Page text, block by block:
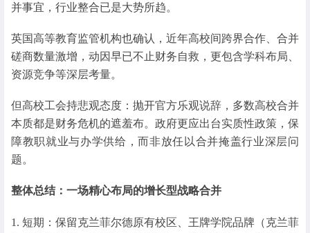
并事宜，行业整合已是大势所趋。
英国高等教育监管机构也确认，近年高校间跨界合作、合并
磋商数量激增，动因早已不止财务自救，更包含学科布局、
资源竞争等深层考量。
但高校工会持悲观态度：抛开官方乐观说辞，多数高校合并
本质都是财务危机的遮羞布。政府更应出台实质性政策，保
障教职就业与办学供给，而非放任以合并掩盖行业深层问
题。
整体总结：一场精心布局的增长型战略合并
1. 短期：保留克兰菲尔德原有校区、王牌学院品牌（克兰菲